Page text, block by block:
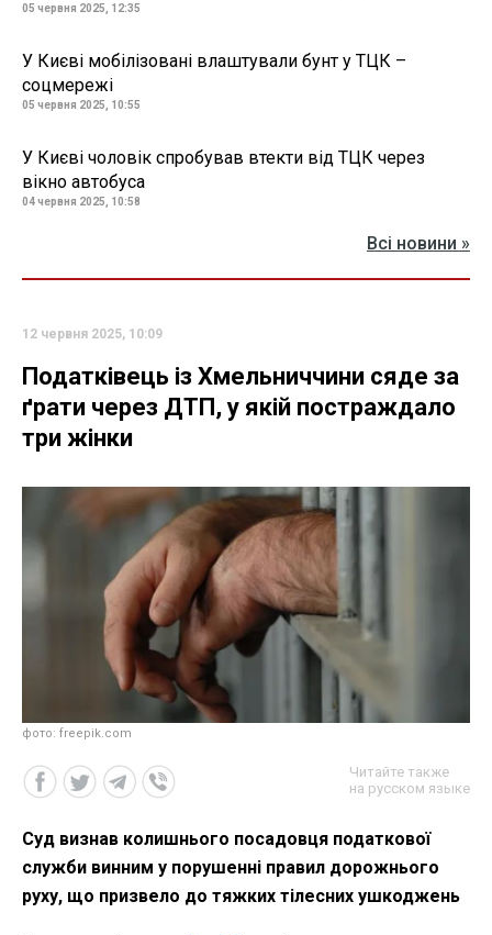
05 червня 2025, 12:35
У Києві мобілізовані влаштували бунт у ТЦК –
соцмережі
05 червня 2025, 10:55
У Києві чоловік спробував втекти від ТЦК через
вікно автобуса
04 червня 2025, 10:58
Всі новини »
12 червня 2025, 10:09
Податківець із Хмельниччини сяде за
ґрати через ДТП, у якій постраждало
три жінки
фото: freepik.com
Читайте также
на русском языке
Суд визнав колишнього посадовця податкової
служби винним у порушенні правил дорожнього
руху, що призвело до тяжких тілесних ушкоджень